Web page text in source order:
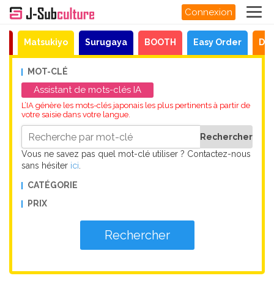
Connexion
Matsukiyo Surugaya BOOTH Easy Order
MOT-CLÉ
Assistant de mots-clés IA
L’IA génère les mots-clés japonais les plus pertinents à partir de
votre saisie dans votre langue.
Vous ne savez pas quel mot-clé utiliser ? Contactez-nous
sans hésiter ici
CATÉGORIE
PRIX